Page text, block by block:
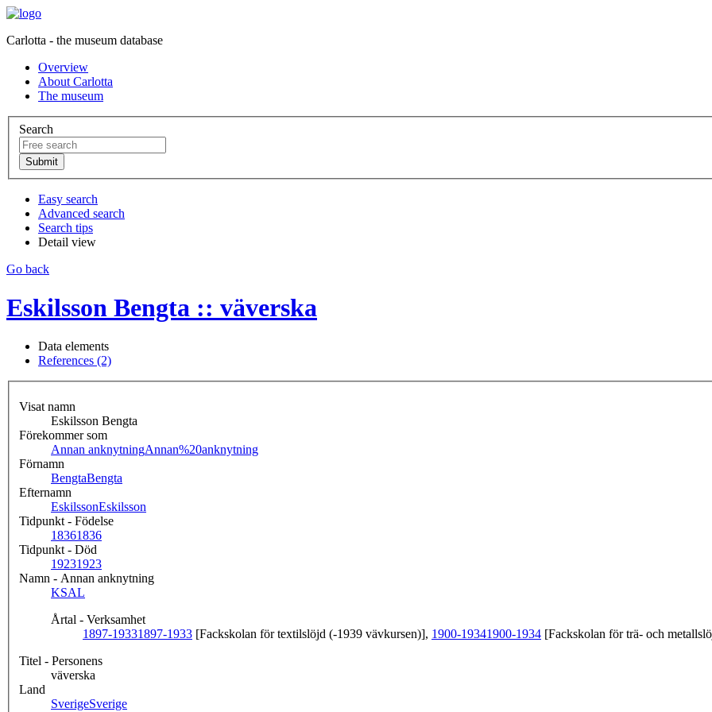
Carlotta - the museum database
Overview
About Carlotta
The museum
Search
Easy search
Advanced search
Search tips
Detail view
Go back
Eskilsson Bengta :: väverska
Data elements
References (2)
Visat namn
Eskilsson Bengta
Förekommer som
Annan anknytningAnnan%20anknytning
Förnamn
BengtaBengta
Efternamn
EskilssonEskilsson
Tidpunkt - Födelse
18361836
Tidpunkt - Död
19231923
Namn - Annan anknytning
KSAL
Årtal - Verksamhet
1897-19331897-1933 [Fackskolan för textilslöjd (-1939 vävkursen)], 1900-19341900-1934 [Fackskolan för trä- och
Titel - Personens
väverska
Land
SverigeSverige